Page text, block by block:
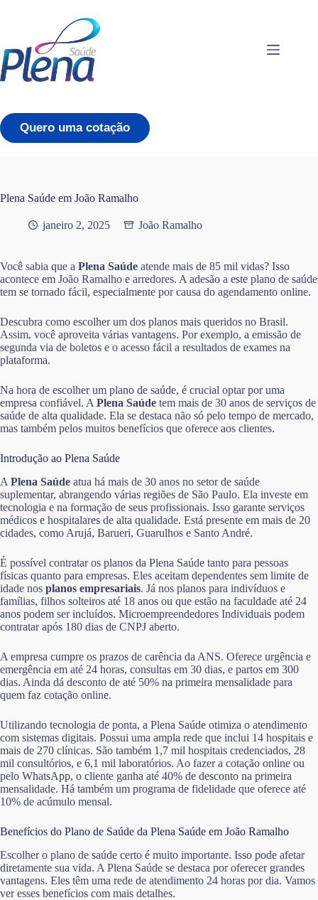
conteúdo
Quero uma cotação
Plena Saúde em João Ramalho
janeiro 2, 2025 João Ramalho
Você sabia que a Plena Saúde atende mais de 85 mil vidas? Isso
acontece em João Ramalho e arredores. A adesão a este plano de saúde
tem se tornado fácil, especialmente por causa do agendamento online.
Descubra como escolher um dos planos mais queridos no Brasil.
Assim, você aproveita várias vantagens. Por exemplo, a emissão de
segunda via de boletos e o acesso fácil a resultados de exames na
plataforma.
Na hora de escolher um plano de saúde, é crucial optar por uma
empresa confiável. A Plena Saúde tem mais de 30 anos de serviços de
saúde de alta qualidade. Ela se destaca não só pelo tempo de mercado,
mas também pelos muitos benefícios que oferece aos clientes.
Introdução ao Plena Saúde
A Plena Saúde atua há mais de 30 anos no setor de saúde
suplementar, abrangendo várias regiões de São Paulo. Ela investe em
tecnologia e na formação de seus profissionais. Isso garante serviços
médicos e hospitalares de alta qualidade. Está presente em mais de 20
cidades, como Arujá, Barueri, Guarulhos e Santo André.
É possível contratar os planos da Plena Saúde tanto para pessoas
físicas quanto para empresas. Eles aceitam dependentes sem limite de
idade nos planos empresariais. Já nos planos para indivíduos e
famílias, filhos solteiros até 18 anos ou que estão na faculdade até 24
anos podem ser incluídos. Microempreendedores Individuais podem
contratar após 180 dias de CNPJ aberto.
A empresa cumpre os prazos de carência da ANS. Oferece urgência e
emergência em até 24 horas, consultas em 30 dias, e partos em 300
dias. Ainda dá desconto de até 50% na primeira mensalidade para
quem faz cotação online.
Utilizando tecnologia de ponta, a Plena Saúde otimiza o atendimento
com sistemas digitais. Possui uma ampla rede que inclui 14 hospitais e
mais de 270 clínicas. São também 1,7 mil hospitais credenciados, 28
mil consultórios, e 6,1 mil laboratórios. Ao fazer a cotação online ou
pelo WhatsApp, o cliente ganha até 40% de desconto na primeira
mensalidade. Há também um programa de fidelidade que oferece até
10% de acúmulo mensal.
Benefícios do Plano de Saúde da Plena Saúde em João Ramalho
Escolher o plano de saúde certo é muito importante. Isso pode afetar
diretamente sua vida. A Plena Saúde se destaca por oferecer grandes
vantagens. Eles têm uma rede de atendimento 24 horas por dia. Vamos
ver esses benefícios com mais detalhes.